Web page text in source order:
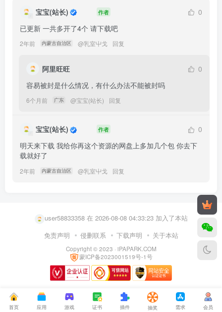
宝宝(站长) 作者
0
已更新 一共多开了4个 请下载吧
2年前 内蒙古自治区 @乳室屮戈 回复
阿里旺旺
0
容易被封是什么情况，有什么办法不能被封吗
6个月前 广东 @宝宝(站长) 回复
宝宝(站长) 作者
0
明天来下载 我给你再这个资源的网盘上多加几个包 你去下
载就好了
2年前 内蒙古自治区 @乳室屮戈 回复
user58833358 在 2026-08-08 04:33:23 加入了本站
pykkunkun 在 2026-08-08 04:25:35 加入了本站
bangalore 在 2026-08-08 03:20:22 加入了本站
user27111025 在 2026-08-08 02:35:53 加入了本站
imuuu 在 2026-08-08 02:00:59 加入了本站
user29332025 在 2026-08-08 01:10:10 加入了本站
免责声明 侵删联系 下载声明 关于本站
Copyright © 2023 · iPAPARK.COM
蒙ICP备2023001519号-1号
首页 应用 游戏 证书 插件 抽奖 需求 会员